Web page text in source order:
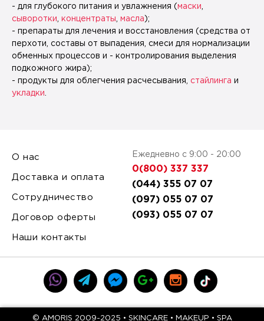
- для глубокого питания и увлажнения (маски
сыворотки
концентраты масла );
- препараты для лечения и восстановления (средства от
перхоти, составы от выпадения, смеси для нормализации
обменных процессов и - контролирования выделения
подкожного жира);
- продукты для облегчения расчесывания, стайлинга и
укладки
О нас
Доставка и оплата
Сотрудничество
Договор оферты
Наши контакты
Ежедневно с 9:00 - 20:00
0(800) 337 337
(044) 355 07 07
(097) 055 07 07
(093) 055 07 07
© AMORIS 2009-2025 • SKINCARE • MAKEUP • SPA